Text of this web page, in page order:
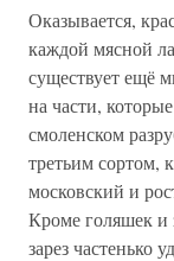
Оказывается,
каждой мясной
существует ещё
на части,
смоленском
третьим сортом,
московский и
Кроме голяшек и
зарез частенько